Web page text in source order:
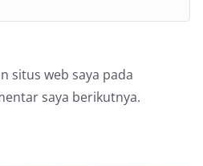
situs web saya pada
saya berikutnya.